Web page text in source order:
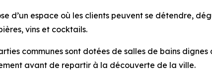
d’un espace où les clients peuvent se détendre,
vins et cocktails.
communes sont dotées de salles de bains
avant de repartir à la découverte de la ville.